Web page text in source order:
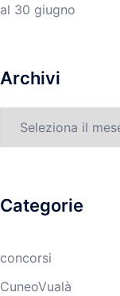
al 30 giugno
Archivi
Categorie
concorsi
CuneoVualà